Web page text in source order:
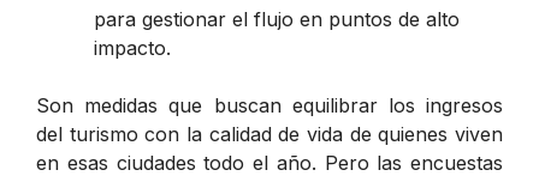
para gestionar el flujo en puntos de alto
impacto.
Son medidas que buscan equilibrar los ingresos
del turismo con la calidad de vida de quienes viven
en esas ciudades todo el año. Pero las encuestas